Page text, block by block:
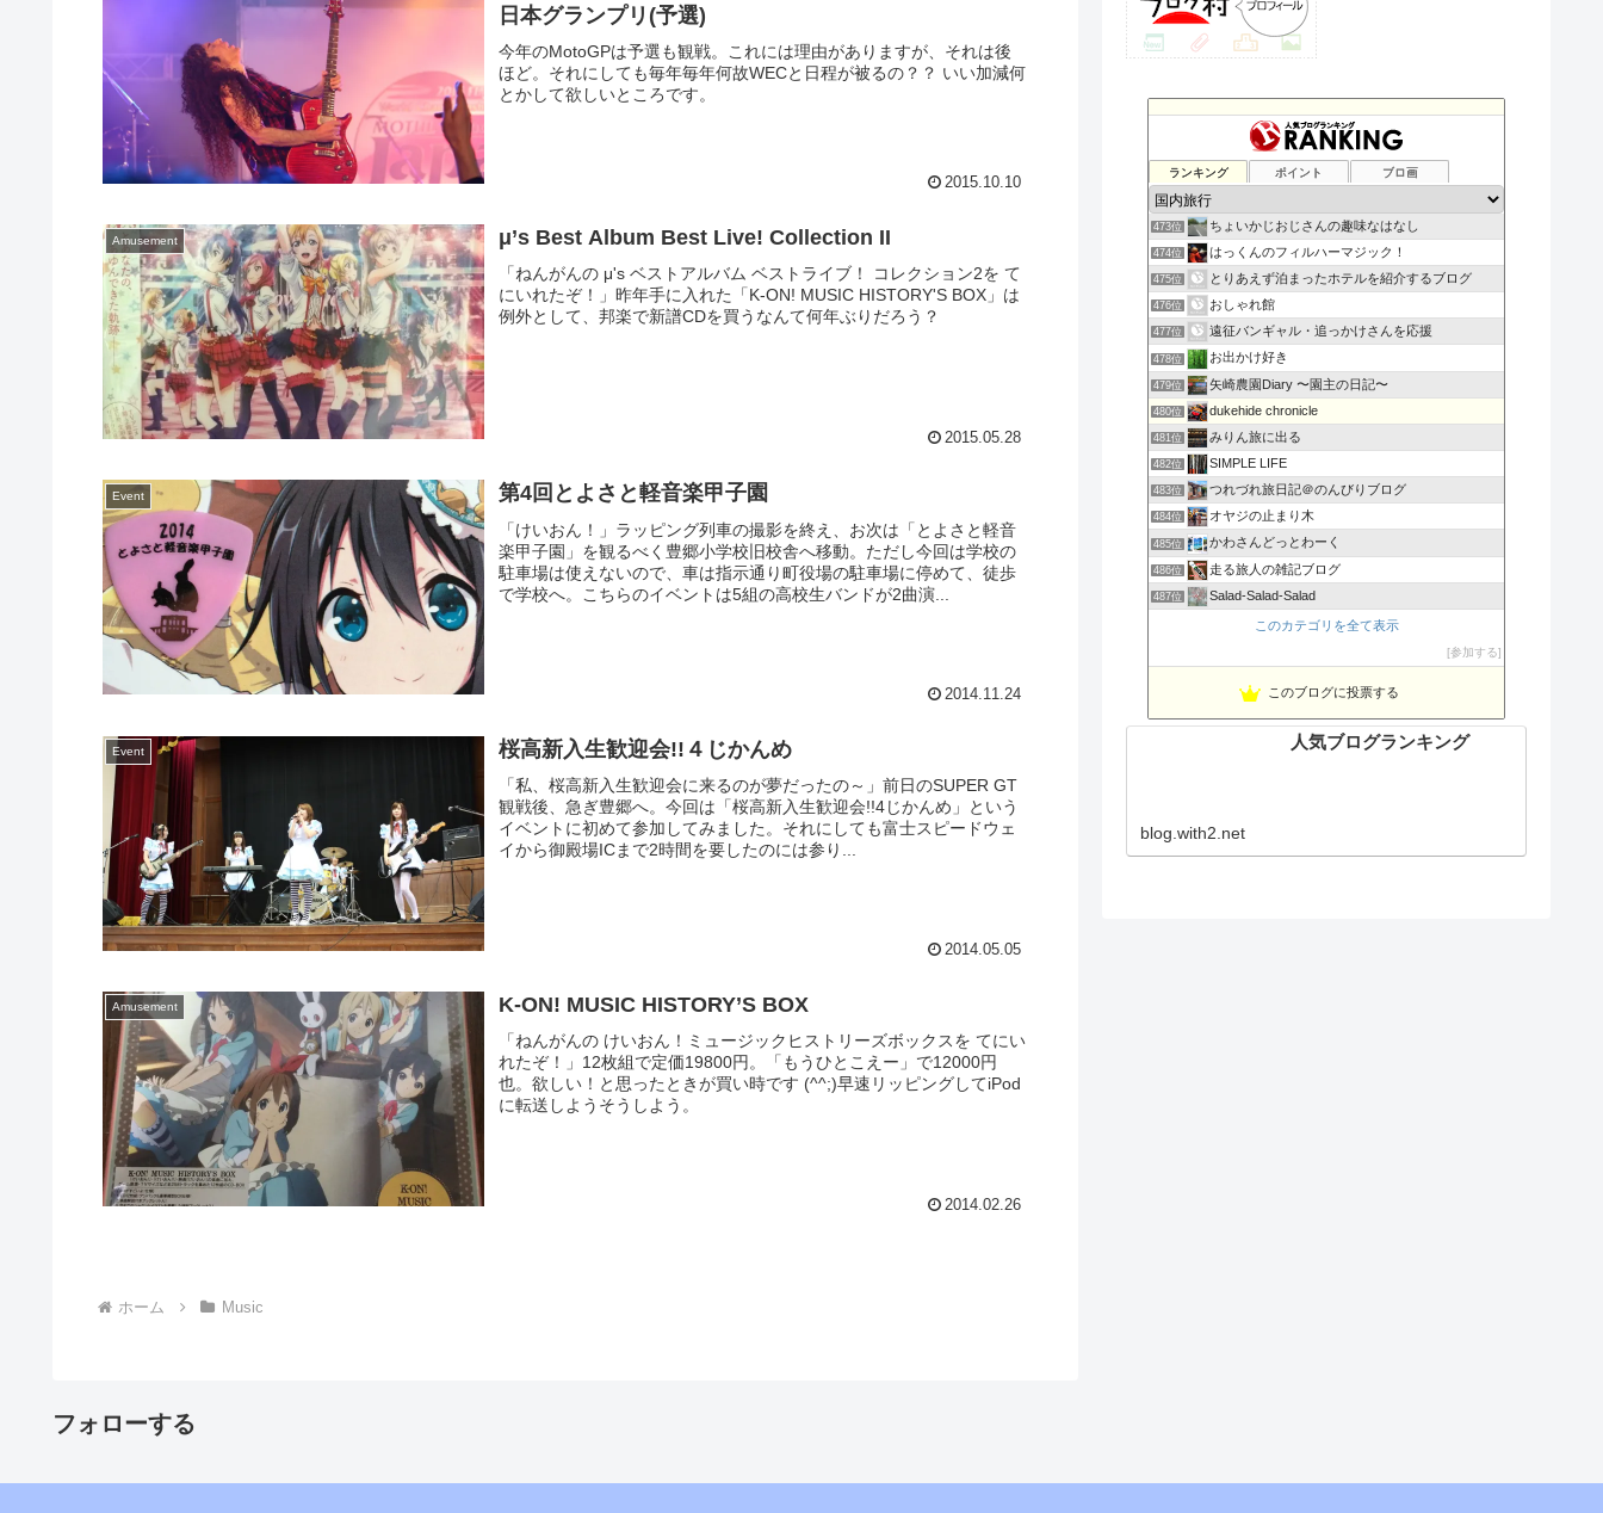
日本グランプリ(予選)
今年のMotoGPは予選も観戦。これには理由がありますが、それは後
ほど。それにしても毎年毎年何故WECと日程が被るの？？ いい加減何
とかして欲しいところです。
2015.10.10
Amusement μ’s Best Album Best Live! Collection II
「ねんがんの μ's ベストアルバム ベストライブ！ コレクション2を て
にいれたぞ！」昨年手に入れた「K-ON! MUSIC HISTORY'S BOX」は
例外として、邦楽で新譜CDを買うなんて何年ぶりだろう？
2015.05.28
Event 第4回とよさと軽音楽甲子園
「けいおん！」ラッピング列車の撮影を終え、お次は「とよさと軽音
楽甲子園」を観るべく豊郷小学校旧校舎へ移動。ただし今回は学校の
駐車場は使えないので、車は指示通り町役場の駐車場に停めて、徒歩
で学校へ。こちらのイベントは5組の高校生バンドが2曲演...
2014.11.24
Event 桜高新入生歓迎会!!４じかんめ
「私、桜高新入生歓迎会に来るのが夢だったの～」前日のSUPER GT
観戦後、急ぎ豊郷へ。今回は「桜高新入生歓迎会!!4じかんめ」という
イベントに初めて参加してみました。それにしても富士スピードウェ
イから御殿場ICまで2時間を要したのには参り...
2014.05.05
Amusement K-ON! MUSIC HISTORY’S BOX
「ねんがんの けいおん！ミュージックヒストリーズボックスを てにい
れたぞ！」12枚組で定価19800円。「もうひとこえー」で12000円
也。欲しい！と思ったときが買い時です (^^;)早速リッピングしてiPod
に転送しようそうしよう。
2014.02.26
ホーム Music
ランキング ポイント ブロ画
473位 ちょいかじおじさんの趣味なはなし
474位 はっくんのフィルハーマジック！
475位 とりあえず泊まったホテルを紹介するブログ
476位 おしゃれ館
477位 遠征バンギャル・追っかけさんを応援
478位 お出かけ好き
479位 矢崎農園Diary 〜園主の日記〜
480位 dukehide chronicle
481位 みりん旅に出る
482位 SIMPLE LIFE
483位 つれづれ旅日記＠のんびりブログ
484位 オヤジの止まり木
485位 かわさんどっとわーく
486位 走る旅人の雑記ブログ
487位 Salad-Salad-Salad
このカテゴリを全て表示
参加する
このブログに投票する
人気ブログランキング
blog.with2.net
フォローする